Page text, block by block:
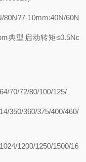
80N?7-10mm:40N/60N
典型启动转矩≤0.5Nc
70/72/80/100/125/
350/360/375/400/460/
1200/1250/1500/16